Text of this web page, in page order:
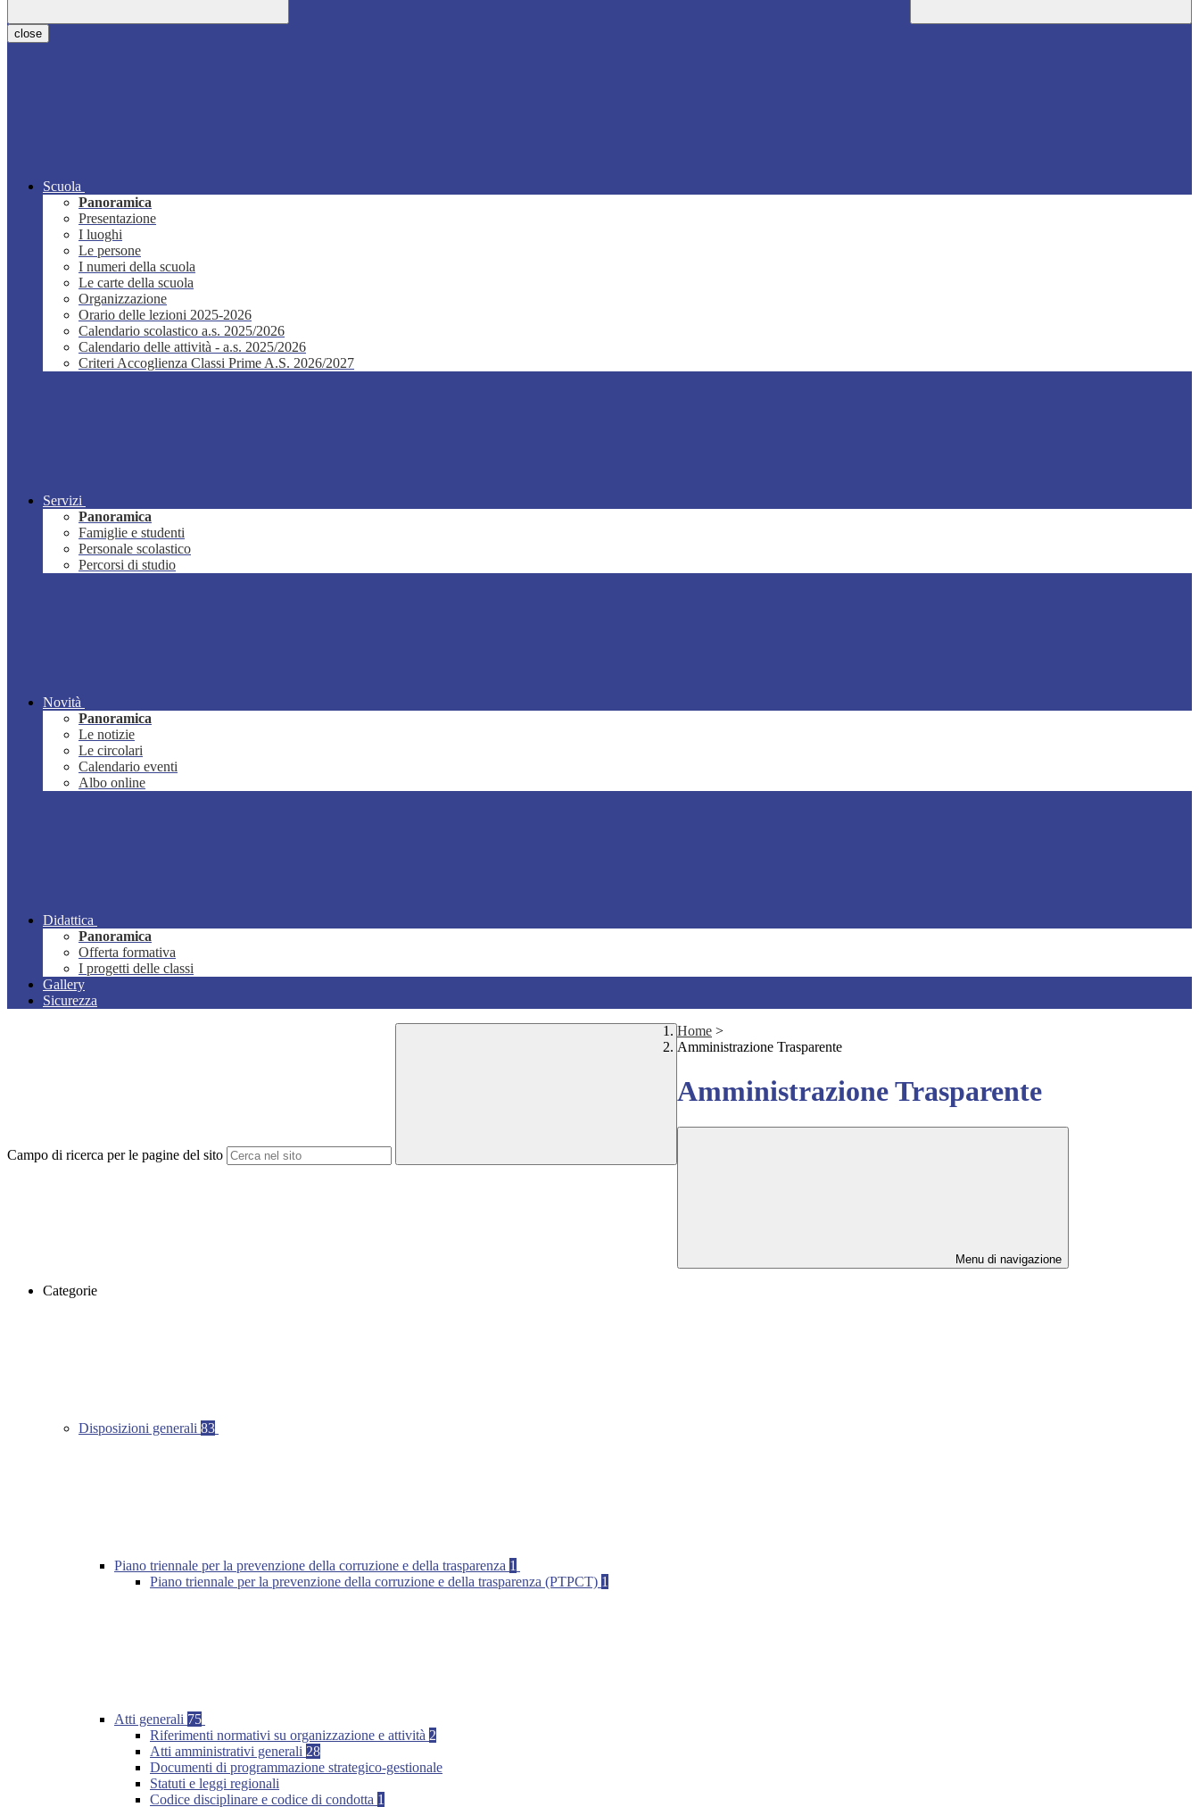
close
Scuola
Panoramica
Presentazione
I luoghi
Le persone
I numeri della scuola
Le carte della scuola
Organizzazione
Orario delle lezioni 2025-2026
Calendario scolastico a.s. 2025/2026
Calendario delle attività - a.s. 2025/2026
Criteri Accoglienza Classi Prime A.S. 2026/2027
Servizi
Panoramica
Famiglie e studenti
Personale scolastico
Percorsi di studio
Novità
Panoramica
Le notizie
Le circolari
Calendario eventi
Albo online
Didattica
Panoramica
Offerta formativa
I progetti delle classi
Gallery
Sicurezza
Campo di ricerca per le pagine del sito
Home >
Amministrazione Trasparente
Amministrazione Trasparente
Menu di navigazione
Categorie
Disposizioni generali 83
Piano triennale per la prevenzione della corruzione e della trasparenza 1
Piano triennale per la prevenzione della corruzione e della trasparenza (PTPCT) 1
Atti generali 75
Riferimenti normativi su organizzazione e attività 2
Atti amministrativi generali 28
Documenti di programmazione strategico-gestionale
Statuti e leggi regionali
Codice disciplinare e codice di condotta 1